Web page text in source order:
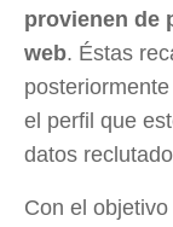
provienen de
web. Éstas
el perfil que
datos
Con el